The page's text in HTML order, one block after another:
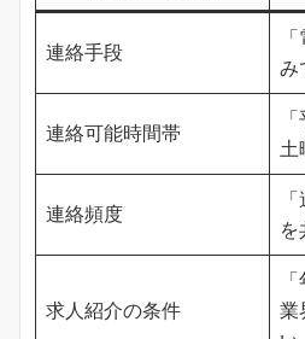
連絡手段
み
連絡可能時間帯
土
連絡頻度
を
求人紹介の条件
業